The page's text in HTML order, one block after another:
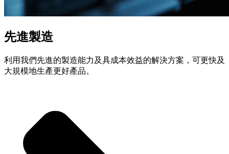
先進製造
利用我們先進的製造能力及具成本效益的解決方案，可更快及
大規模地生產更好產品。